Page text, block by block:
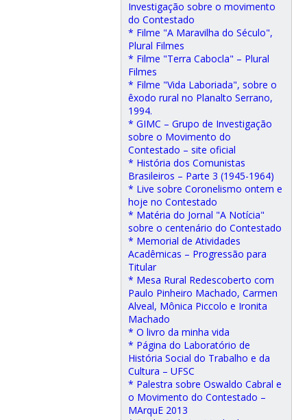
Investigação sobre o movimento
do Contestado
* Filme "A Maravilha do Século",
Plural Filmes
* Filme "Terra Cabocla" – Plural
Filmes
* Filme "Vida Laboriada", sobre o
êxodo rural no Planalto Serrano,
1994.
* GIMC – Grupo de Investigação
sobre o Movimento do
Contestado – site oficial
* História dos Comunistas
Brasileiros – Parte 3 (1945-1964)
* Live sobre Coronelismo ontem e
hoje no Contestado
* Matéria do Jornal "A Notícia"
sobre o centenário do Contestado
* Memorial de Atividades
Acadêmicas – Progressão para
Titular
* Mesa Rural Redescoberto com
Paulo Pinheiro Machado, Carmen
Alveal, Mônica Piccolo e Ironita
Machado
* O livro da minha vida
* Página do Laboratório de
História Social do Trabalho e da
Cultura – UFSC
* Palestra sobre Oswaldo Cabral e
o Movimento do Contestado –
MArquE 2013